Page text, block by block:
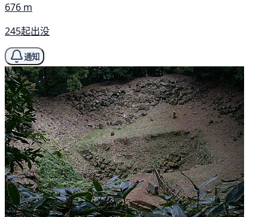
676 m
245起出没
通知